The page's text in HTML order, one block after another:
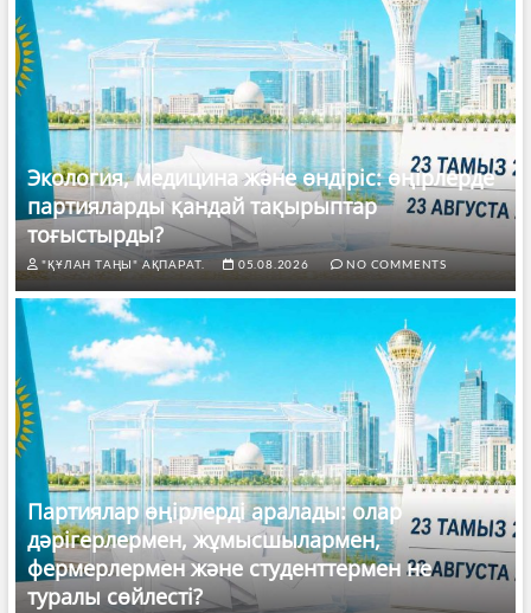
Экология, медицина және өндіріс: өңірлерде
партияларды қандай тақырыптар
тоғыстырды?
"ҚҰЛАН ТАҢЫ" АҚПАРАТ. 05.08.2026 NO COMMENTS
Партиялар өңірлерді аралады: олар
дәрігерлермен, жұмысшылармен,
фермерлермен және студенттермен не
туралы сөйлесті?